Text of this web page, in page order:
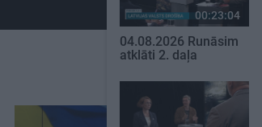
00:23:04
04.08.2026 Runāsim
atklāti 2. daļa